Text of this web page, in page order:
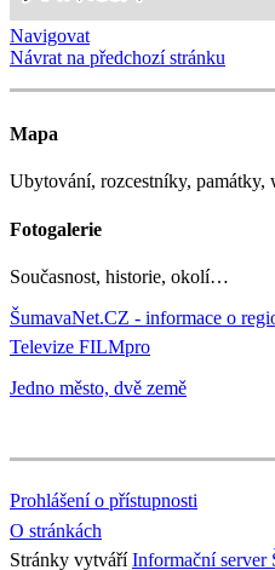
Navigovat
Návrat na předchozí stránku
Mapa
Ubytování, rozcestníky,
Fotogalerie
Současnost, historie, okolí…
ŠumavaNet.CZ - informace o
Televize FILMpro
Jedno město, dvě země
Prohlášení o přístupnosti
O stránkách
Stránky vytváříInformační server